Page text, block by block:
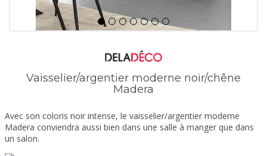
Vaisselier/argentier moderne noir/chêne
Madera
Avec son coloris noir intense, le vaisselier/argentier moderne
Madera conviendra aussi bien dans une salle à manger que dans
un salon.